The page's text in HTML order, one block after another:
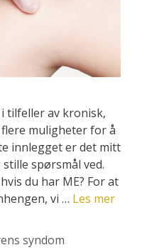
tilfeller av kronisk,
muligheter for å
innlegget er det mitt
spørsmål ved.
du har ME? For at
vi … Les mer
syndom